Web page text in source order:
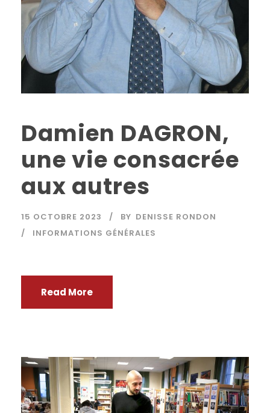
Damien DAGRON,
une vie consacrée
aux autres
15 OCTOBRE 2023 BY DENISSE RONDON
INFORMATIONS GÉNÉRALES
Read More